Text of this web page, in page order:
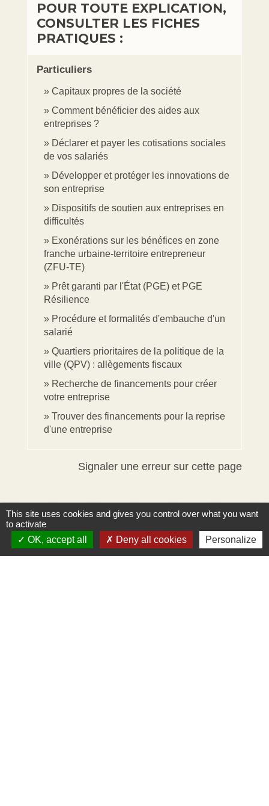
POUR TOUTE EXPLICATION,
CONSULTER LES FICHES
PRATIQUES :
Particuliers
Capitaux propres de la société
Comment bénéficier des aides aux
entreprises ?
Déclarer et payer les cotisations sociales
de vos salariés
Développer et protéger les innovations de
son entreprise
Dispositifs de soutien aux entreprises en
difficultés
Exonérations sur les bénéfices en zone
franche urbaine-territoire entrepreneur
(ZFU-TE)
Prêt garanti par l'État (PGE) et PGE
Résilience
Procédure et formalités d'embauche d'un
salarié
Quartiers prioritaires de la politique de la
ville (QPV) : allègements fiscaux
Recherche de financements pour créer
votre entreprise
Trouver des financements pour la reprise
d'une entreprise
Signaler une erreur sur cette page
This site uses cookies and gives you control over what you want
to activate
OK, accept all
Deny all cookies Personalize